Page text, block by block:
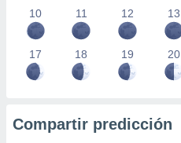
10 11 12 13
17 18 19 20
Compartir predicción